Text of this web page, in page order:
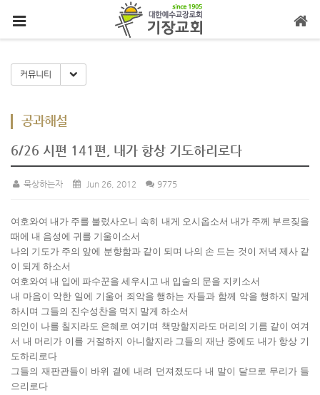
커뮤니티 Toggle Dropdown
공과해설
6/26 시편 141편, 내가 항상 기도하리로다
묵상하는자 Jun 26, 2012 9775
여호와여 내가 주를 불렀사오니 속히 내게 오시옵소서 내가 주께 부르짖을
때에 내 음성에 귀를 기울이소서
나의 기도가 주의 앞에 분향함과 같이 되며 나의 손 드는 것이 저녁 제사 같
이 되게 하소서
여호와여 내 입에 파수꾼을 세우시고 내 입술의 문을 지키소서
내 마음이 악한 일에 기울어 죄악을 행하는 자들과 함께 악을 행하지 말게
하시며 그들의 진수성찬을 먹지 말게 하소서
의인이 나를 칠지라도 은혜로 여기며 책망할지라도 머리의 기름 같이 여겨
서 내 머리가 이를 거절하지 아니할지라 그들의 재난 중에도 내가 항상 기
도하리로다
그들의 재판관들이 바위 곁에 내려 던져졌도다 내 말이 달므로 무리가 들
으리로다